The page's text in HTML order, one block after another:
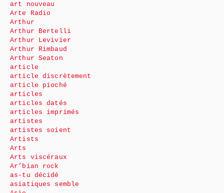
art nouveau
Arte Radio
Arthur
Arthur Bertelli
Arthur Levivier
Arthur Rimbaud
Arthur Seaton
article
article discrètement
article pioché
articles
articles datés
articles imprimés
artistes
artistes soient
Artists
Arts
Arts viscéraux
Ar’bian rock
as-tu décidé
asiatiques semble